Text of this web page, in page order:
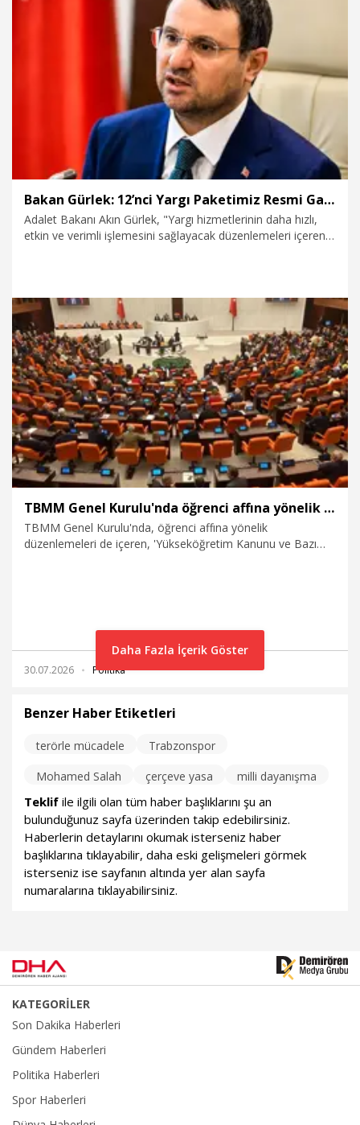
Bakan Gürlek: 12’nci Yargı Paketimiz Resmi Gazete’de yayımlandı
Adalet Bakanı Akın Gürlek, "Yargı hizmetlerinin daha hızlı,
etkin ve verimli işlemesini sağlayacak düzenlemeleri içeren
31.07.2026 Politika
TBMM Genel Kurulu'nda öğrenci affına yönelik düzenlemeleri de içeren teklif kabul edildi
TBMM Genel Kurulu'nda, öğrenci affına yönelik
düzenlemeleri de içeren, 'Yükseköğretim Kanunu ve Bazı
30.07.2026 Politika
Daha Fazla İçerik Göster
Benzer Haber Etiketleri
terörle mücadele
Trabzonspor
Mohamed Salah
çerçeve yasa milli dayanışma
Teklif ile ilgili olan tüm haber başlıklarını şu an
bulunduğunuz sayfa üzerinden takip edebilirsiniz.
Haberlerin detaylarını okumak isterseniz haber
başlıklarına tıklayabilir, daha eski gelişmeleri görmek
isterseniz ise sayfanın altında yer alan sayfa
numaralarına tıklayabilirsiniz.
KATEGORİLER
Son Dakika Haberleri
Gündem Haberleri
Politika Haberleri
Spor Haberleri